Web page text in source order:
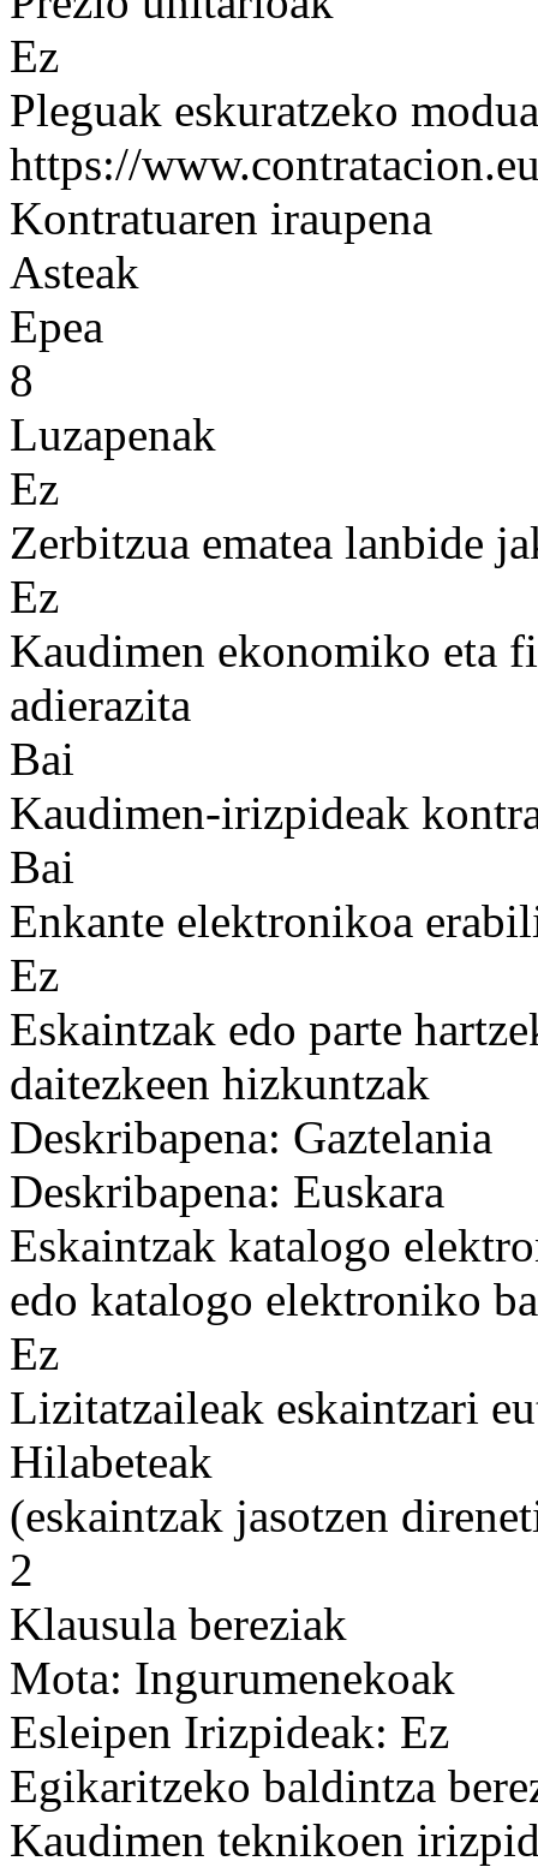
Ez
Pleguak eskuratzeko modua
https://
Kontratuaren iraupena
Asteak
Epea
8
Luzapenak
Ez
Zerbitzua ematea lanbide
Ez
Kaudimen ekonomiko eta
adierazita
Bai
Kaudimen-irizpideak
Bai
Enkante elektronikoa
Ez
Eskaintzak edo parte
daitezkeen hizkuntzak
Deskribapena: Gaztelania
Deskribapena: Euskara
Eskaintzak katalogo
edo katalogo elektroniko
Ez
Lizitatzaileak eskaintzari
Hilabeteak
(eskaintzak jasotzen
2
Klausula bereziak
Mota: Ingurumenekoak
Esleipen Irizpideak: Ez
Egikaritzeko baldintza
Kaudimen teknikoen